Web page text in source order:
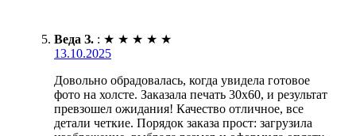
Веда З. : ★ ★ ★ ★ ★
13.10.2025
Довольно обрадовалась, когда увидела готовое
фото на холсте. Заказала печать 30х60, и результат
превзошел ожидания! Качество отличное, все
детали четкие. Порядок заказа прост: загрузила